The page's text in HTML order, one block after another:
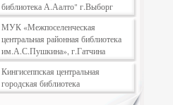
библиотека А.Аалто" г.Выборг
МУК «Межпоселенческая
центральная районная библиотека
им.А.С.Пушкина», г.Гатчина
Кингисеппская центральная
городская библиотека